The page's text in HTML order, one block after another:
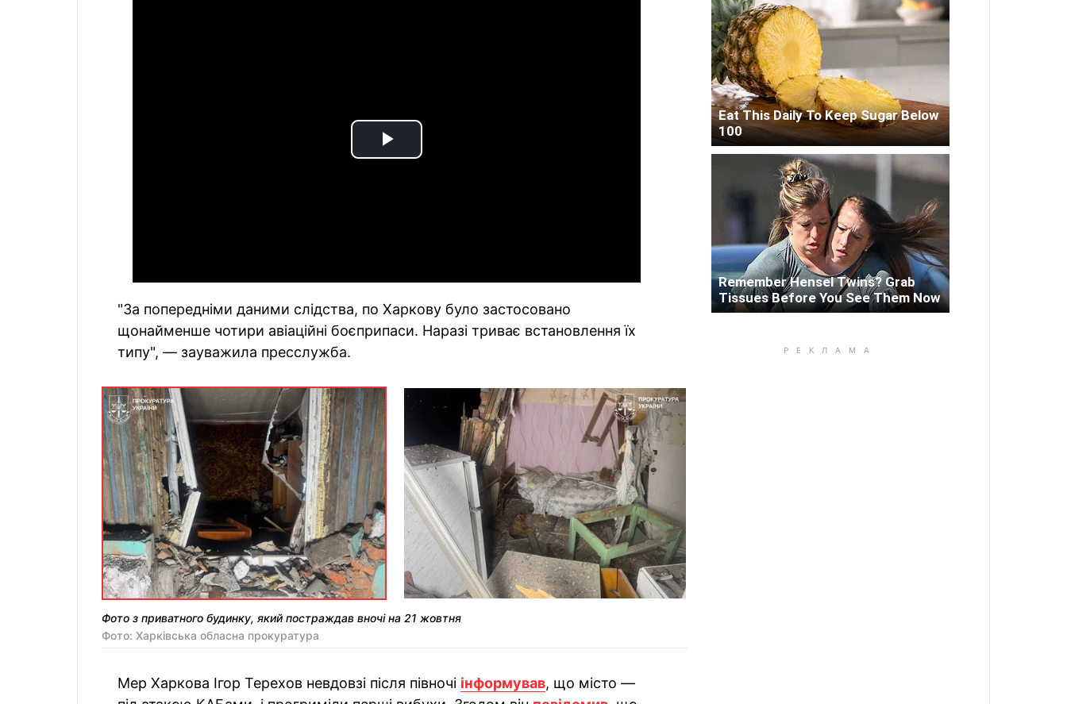
Play
"За попередніми даними слідства, по Харкову було застосовано
щонайменше чотири авіаційні боєприпаси. Наразі триває встановлення їх
типу", — зауважила пресслужба.
Фото з приватного будинку, який постраждав вночі на 21 жовтня
Фото: Харківська обласна прокуратура
Мер Харкова Ігор Терехов невдовзі після півночі інформував, що місто —
Eat This Daily To Keep Sugar Below
100
Remember Hensel Twins? Grab
Tissues Before You See Them Now